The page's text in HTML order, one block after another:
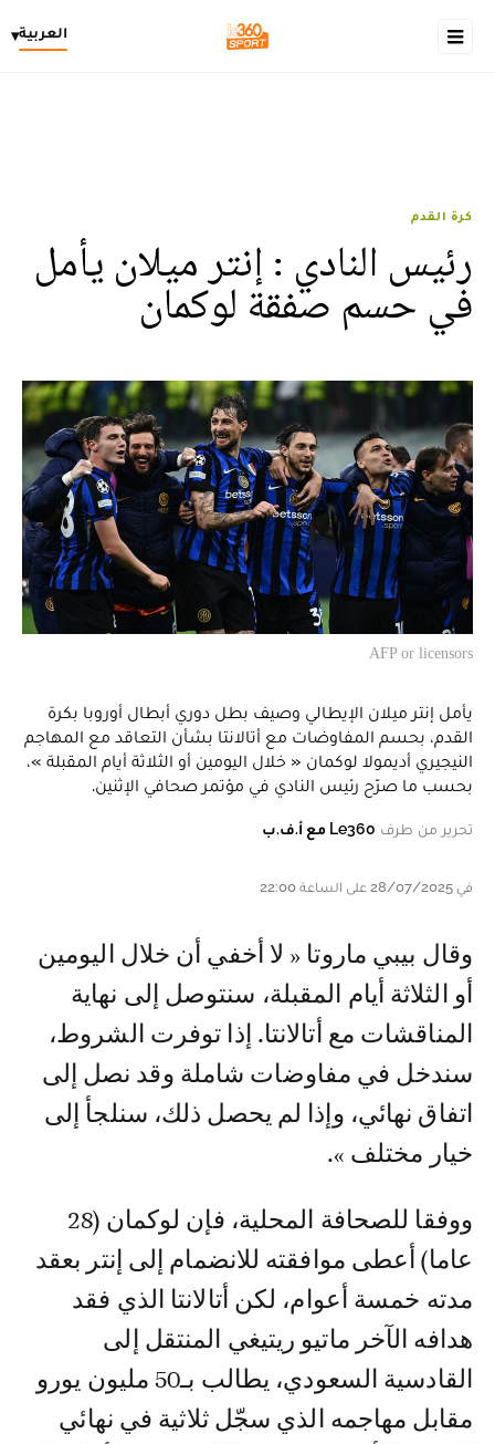
العربية▾
كرة القدم
رئيس النادي : إنتر ميلان يأمل
في حسم صفقة لوكمان
AFP or licensors
يأمل إنتر ميلان الإيطالي وصيف بطل دوري أبطال أوروبا بكرة
القدم، بحسم المفاوضات مع أتالانتا بشأن التعاقد مع المهاجم
النيجيري أديمولا لوكمان « خلال اليومين أو الثلاثة أيام المقبلة »،
بحسب ما صرّح رئيس النادي في مؤتمر صحافي الإثنين.
تحرير من طرف Le360 مع أ.ف.ب
في 28/07/2025 على الساعة 22:00
وقال بيبي ماروتا « لا أخفي أن خلال اليومين
أو الثلاثة أيام المقبلة، سنتوصل إلى نهاية
المناقشات مع أتالانتا. إذا توفرت الشروط،
سندخل في مفاوضات شاملة وقد نصل إلى
اتفاق نهائي، وإذا لم يحصل ذلك، سنلجأ إلى
خيار مختلف ».
ووفقا للصحافة المحلية، فإن لوكمان (28
عاما) أعطى موافقته للانضمام إلى إنتر بعقد
مدته خمسة أعوام، لكن أتالانتا الذي فقد
هدافه الآخر ماتيو ريتيغي المنتقل إلى
القادسية السعودي، يطالب بـ50 مليون يورو
مقابل مهاجمه الذي سجّل ثلاثية في نهائي